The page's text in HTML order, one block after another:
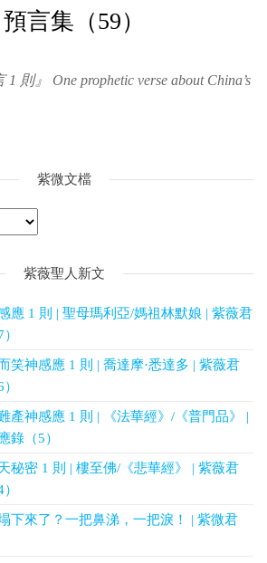
言集（59）
則』 One prophetic verse about China’s
紫微文檔
紫薇聖人新文
應 1 則 | 聖母瑪利亞/媽祖林默娘 | 紫薇君
笑神感應 1 則 | 喬達摩·悉達多 | 紫薇君
產神感應 1 則 | 《法華經》/《普門品》 |
錄（5）
秘密 1 則 | 樓至佛/《悲華經》 | 紫薇君
下來了？一把鼻涕，一把淚！ | 紫微君